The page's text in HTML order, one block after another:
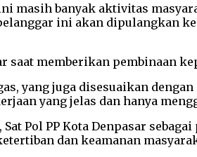
masih banyak aktivitas
ini akan dipulangkan
saat memberikan pembinaan
yang juga disesuaikan
yang jelas dan hanya
Sat Pol PP Kota Denpasar
dan keamanan